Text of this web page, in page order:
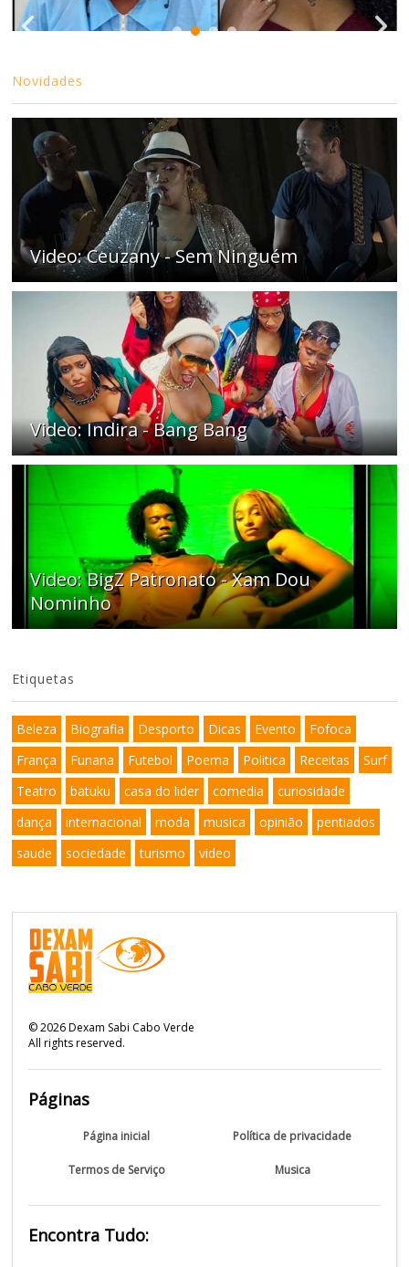
Novidades
Video: Ceuzany - Sem Ninguém
Video: Indira - Bang Bang
Video: BigZ Patronato - Xam Dou
Nominho
Etiquetas
Beleza Biografia Desporto Dicas Evento
Fofoca
França
Funana Futebol Poema Politica Receitas
Surf
Teatro
batuku casa do lider comedia
curiosidade
dança
internacional moda musica opinião
pentiados
saude
sociedade turismo video
©2026Dexam Sabi Cabo Verde
All rights reserved.
Páginas
Página inicial Política de privacidade
Termos de Serviço Musica
Encontra Tudo: